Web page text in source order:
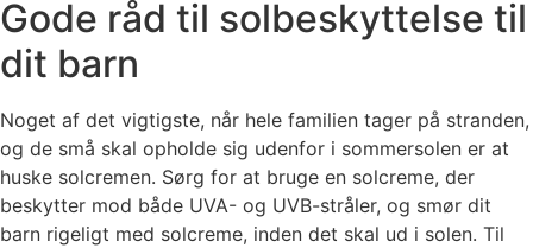
Gode råd til solbeskyttelse til
dit barn
Noget af det vigtigste, når hele familien tager på stranden,
og de små skal opholde sig udenfor i sommersolen er at
huske solcremen. Sørg for at bruge en solcreme, der
beskytter mod både UVA- og UVB-stråler, og smør dit
barn rigeligt med solcreme, inden det skal ud i solen. Til